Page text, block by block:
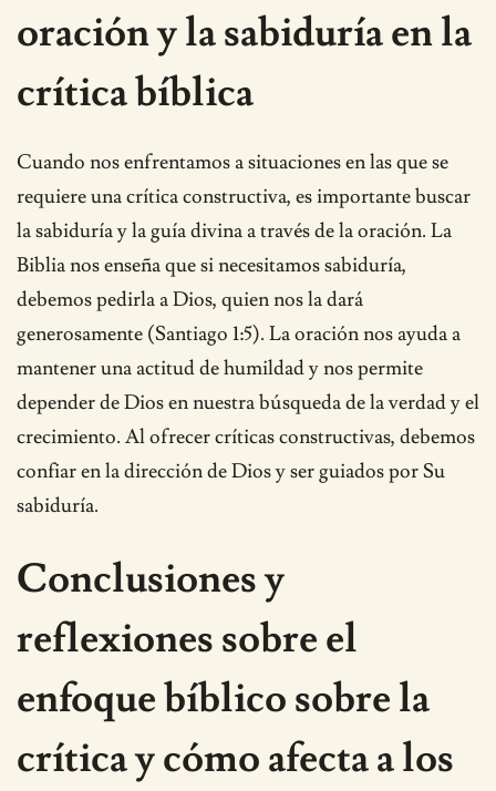
oración y la sabiduría en la
crítica bíblica
Cuando nos enfrentamos a situaciones en las que se
requiere una crítica constructiva, es importante buscar
la sabiduría y la guía divina a través de la oración. La
Biblia nos enseña que si necesitamos sabiduría,
debemos pedirla a Dios, quien nos la dará
generosamente (Santiago 1:5). La oración nos ayuda a
mantener una actitud de humildad y nos permite
depender de Dios en nuestra búsqueda de la verdad y el
crecimiento. Al ofrecer críticas constructivas, debemos
confiar en la dirección de Dios y ser guiados por Su
sabiduría.
Conclusiones y
reflexiones sobre el
enfoque bíblico sobre la
crítica y cómo afecta a los